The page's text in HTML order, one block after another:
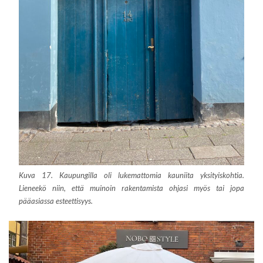
Kuva 17. Kaupungilla oli lukemattomia kauniita yksityiskohtia.
Lieneekö niin, että muinoin rakentamista ohjasi myös tai jopa
pääasiassa esteettisyys.